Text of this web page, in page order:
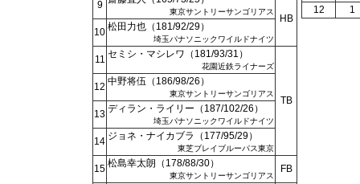
9
東京サントリーサンゴリアス
HB
10 松田力也（181/92/29）
埼玉パナソニックワイルドナイツ
11 セミシ・マシレワ（181/93/31）
花園近鉄ライナーズ
TB
12 中野将伍（186/98/26）
東京サントリーサンゴリアス
13 ディラン・ライリー（187/102/26）
埼玉パナソニックワイルドナイツ
14 ジョネ・ナイカブラ（177/95/29）
東芝ブレイブルーパス東京
15 松島幸太朗（178/88/30）
東京サントリーサンゴリアス
FB
12
1